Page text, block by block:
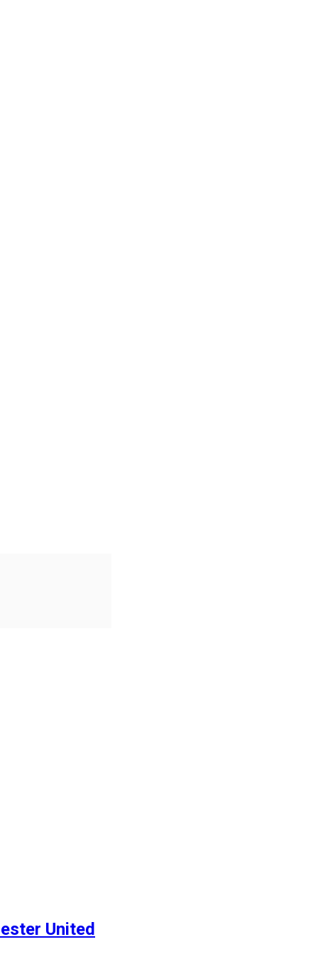
United